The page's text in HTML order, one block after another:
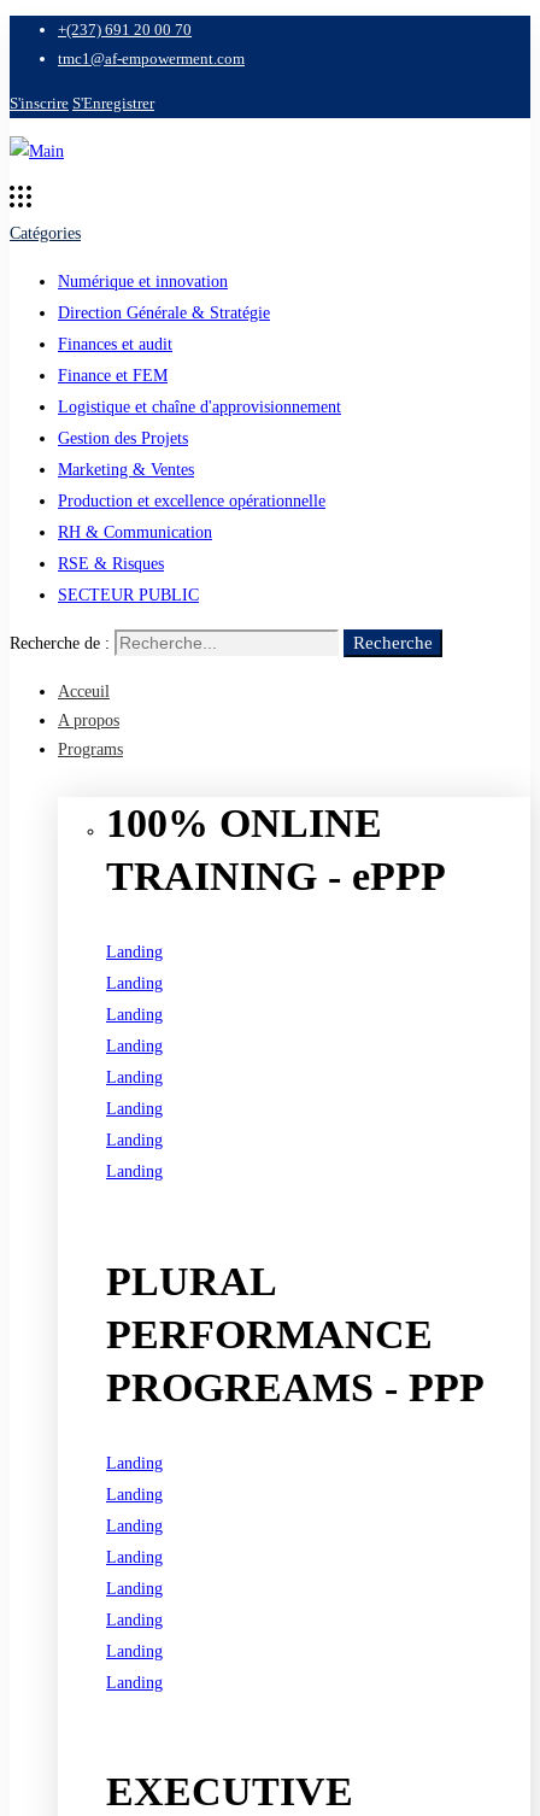
+(237) 691 20 00 70
tmc1@af-empowerment.com
S'inscrire S'Enregistrer
Catégories
Numérique et innovation
Direction Générale & Stratégie
Finances et audit
Finance et FEM
Logistique et chaîne d'approvisionnement
Gestion des Projets
Marketing & Ventes
Production et excellence opérationnelle
RH & Communication
RSE & Risques
SECTEUR PUBLIC
Recherche de : Recherche
Acceuil
A propos
Programs
100% ONLINE
TRAINING - ePPP
Landing
Landing
Landing
Landing
Landing
Landing
Landing
Landing
PLURAL
PERFORMANCE
PROGREAMS - PPP
Landing
Landing
Landing
Landing
Landing
Landing
Landing
Landing
EXECUTIVE